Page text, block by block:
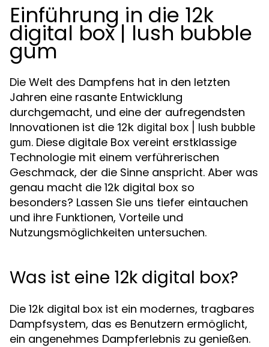
Einführung in die 12k
digital box | lush bubble
gum
Die Welt des Dampfens hat in den letzten
Jahren eine rasante Entwicklung
durchgemacht, und eine der aufregendsten
Innovationen ist die 12k digital box | lush bubble
gum. Diese digitale Box vereint erstklassige
Technologie mit einem verführerischen
Geschmack, der die Sinne anspricht. Aber was
genau macht die 12k digital box so
besonders? Lassen Sie uns tiefer eintauchen
und ihre Funktionen, Vorteile und
Nutzungsmöglichkeiten untersuchen.
Was ist eine 12k digital box?
Die 12k digital box ist ein modernes, tragbares
Dampfsystem, das es Benutzern ermöglicht,
ein angenehmes Dampferlebnis zu genießen.